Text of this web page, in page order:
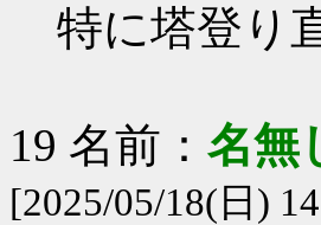
特に塔登り
19 名前： 名無
[2025/05/18(日)